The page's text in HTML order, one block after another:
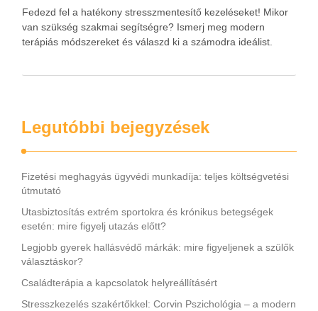
Fedezd fel a hatékony stresszmentesítő kezeléseket! Mikor
van szükség szakmai segítségre? Ismerj meg modern
terápiás módszereket és válaszd ki a számodra ideálist.
Legutóbbi bejegyzések
Fizetési meghagyás ügyvédi munkadíja: teljes költségvetési
útmutató
Utasbiztosítás extrém sportokra és krónikus betegségek
esetén: mire figyelj utazás előtt?
Legjobb gyerek hallásvédő márkák: mire figyeljenek a szülők
választáskor?
Családterápia a kapcsolatok helyreállításért
Stresszkezelés szakértőkkel: Corvin Pszichológia – a modern